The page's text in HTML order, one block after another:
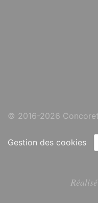
© 2016-2026 Concoret
Gestion des cookies